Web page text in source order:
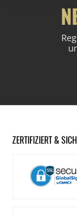
ZERTIFIZIERT &